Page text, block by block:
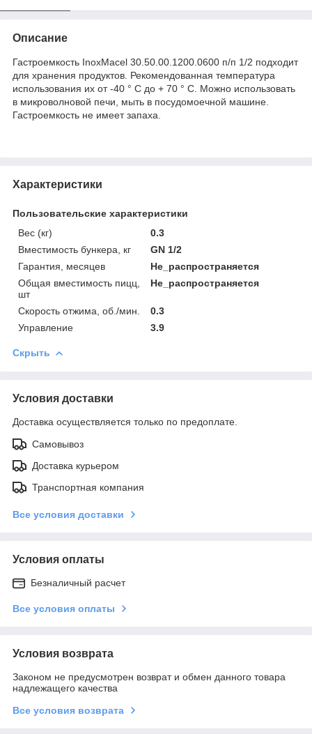
Описание
Гастроемкость InoxMacel 30.50.00.1200.0600 п/п 1/2 подходит
для хранения продуктов. Рекомендованная температура
использования их от -40 ° C до + 70 ° C. Можно использовать
в микроволновой печи, мыть в посудомоечной машине.
Гастроемкость не имеет запаха.
Характеристики
Пользовательские характеристики
Вес (кг)
0.3
Вместимость бункера, кг
GN 1/2
Гарантия, месяцев
Не_распространяется
Общая вместимость пицц,
шт
Не_распространяется
Скорость отжима, об./мин.
0.3
Управление
3.9
Скрыть
Условия доставки
Доставка осуществляется только по предоплате.
Самовывоз
Доставка курьером
Транспортная компания
Все условия доставки
Условия оплаты
Безналичный расчет
Все условия оплаты
Условия возврата
Законом не предусмотрен возврат и обмен данного товара
надлежащего качества
Все условия возврата